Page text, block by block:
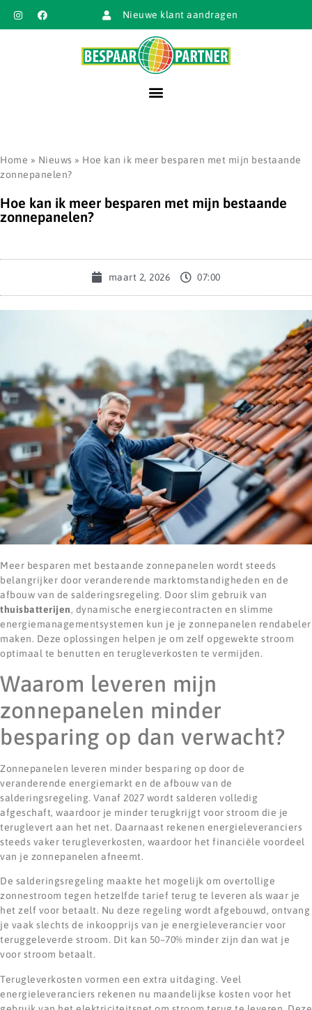
Nieuwe klant aandragen
Home » Nieuws » Hoe kan ik meer besparen met mijn bestaande
zonnepanelen?
Hoe kan ik meer besparen met mijn bestaande
zonnepanelen?
maart 2, 2026 07:00
Meer besparen met bestaande zonnepanelen wordt steeds
belangrijker door veranderende marktomstandigheden en de
afbouw van de salderingsregeling. Door slim gebruik van
thuisbatterijen, dynamische energiecontracten en slimme
energiemanagementsystemen kun je je zonnepanelen rendabeler
maken. Deze oplossingen helpen je om zelf opgewekte stroom
optimaal te benutten en terugleverkosten te vermijden.
Waarom leveren mijn
zonnepanelen minder
besparing op dan verwacht?
Zonnepanelen leveren minder besparing op door de
veranderende energiemarkt en de afbouw van de
salderingsregeling. Vanaf 2027 wordt salderen volledig
afgeschaft, waardoor je minder terugkrijgt voor stroom die je
teruglevert aan het net. Daarnaast rekenen energieleveranciers
steeds vaker terugleverkosten, waardoor het financiële voordeel
van je zonnepanelen afneemt.
De salderingsregeling maakte het mogelijk om overtollige
zonnestroom tegen hetzelfde tarief terug te leveren als waar je
het zelf voor betaalt. Nu deze regeling wordt afgebouwd, ontvang
je vaak slechts de inkoopprijs van je energieleverancier voor
teruggeleverde stroom. Dit kan 50–70% minder zijn dan wat je
voor stroom betaalt.
Terugleverkosten vormen een extra uitdaging. Veel
energieleveranciers rekenen nu maandelijkse kosten voor het